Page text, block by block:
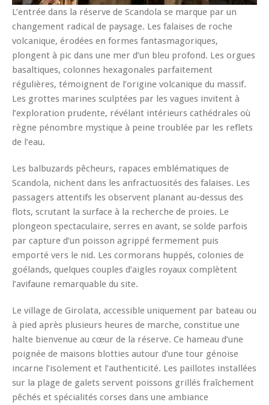
L’entrée dans la réserve de Scandola se marque par un
changement radical de paysage. Les falaises de roche
volcanique, érodées en formes fantasmagoriques,
plongent à pic dans une mer d’un bleu profond. Les orgues
basaltiques, colonnes hexagonales parfaitement
régulières, témoignent de l’origine volcanique du massif.
Les grottes marines sculptées par les vagues invitent à
l’exploration prudente, révélant intérieurs cathédrales où
règne pénombre mystique à peine troublée par les reflets
de l’eau.
Les balbuzards pêcheurs, rapaces emblématiques de
Scandola, nichent dans les anfractuosités des falaises. Les
passagers attentifs les observent planant au-dessus des
flots, scrutant la surface à la recherche de proies. Le
plongeon spectaculaire, serres en avant, se solde parfois
par capture d’un poisson agrippé fermement puis
emporté vers le nid. Les cormorans huppés, colonies de
goélands, quelques couples d’aigles royaux complètent
l’avifaune remarquable du site.
Le village de Girolata, accessible uniquement par bateau ou
à pied après plusieurs heures de marche, constitue une
halte bienvenue au cœur de la réserve. Ce hameau d’une
poignée de maisons blotties autour d’une tour génoise
incarne l’isolement et l’authenticité. Les paillotes installées
sur la plage de galets servent poissons grillés fraîchement
pêchés et spécialités corses dans une ambiance